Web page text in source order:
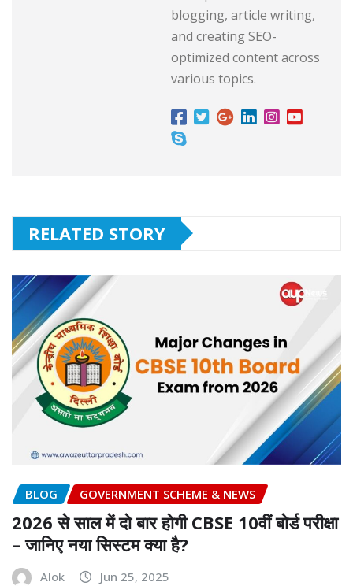
blogging, article writing,
and creating SEO-
optimized content across
various topics.
RELATED STORY
BLOG GOVERNMENT SCHEME & NEWS
2026 से साल में दो बार होगी CBSE 10वीं बोर्ड परीक्षा
– जानिए नया सिस्टम क्या है?
Alok Jun 25, 2025